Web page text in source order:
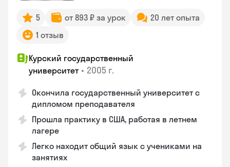
5 от 893 ₽ за урок
20 лет опыта
1 отзыв
Курский государственный
университет • 2005 г.
Окончила государственный университет с
дипломом преподавателя
Прошла практику в США, работая в летнем
лагере
Легко находит общий язык с учениками на
занятиях